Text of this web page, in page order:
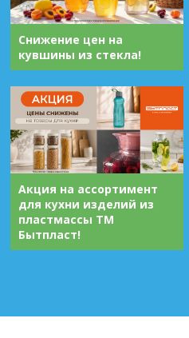
Снижение цен на
кувшины из стекла!
Акция на ассортимент
для кухни изделий из
пластмассы ТМ
Бытпласт!